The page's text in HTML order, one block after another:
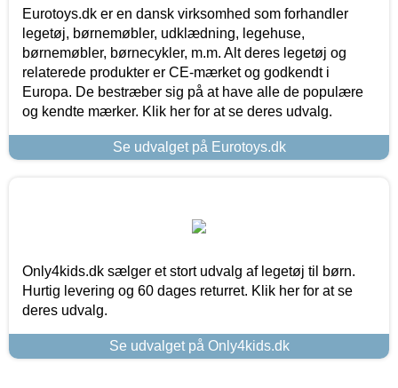
Eurotoys.dk er en dansk virksomhed som forhandler
legetøj, børnemøbler, udklædning, legehuse,
børnemøbler, børnecykler, m.m. Alt deres legetøj og
relaterede produkter er CE-mærket og godkendt i
Europa. De bestræber sig på at have alle de populære
og kendte mærker. Klik her for at se deres udvalg.
Se udvalget på Eurotoys.dk
Only4kids.dk sælger et stort udvalg af legetøj til børn.
Hurtig levering og 60 dages returret. Klik her for at se
deres udvalg.
Se udvalget på Only4kids.dk